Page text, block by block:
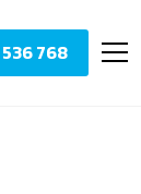
536 768